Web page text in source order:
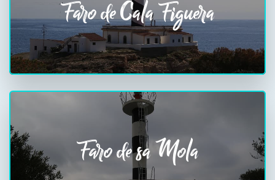
Faro de Cala Figuera
Faro de sa Mola